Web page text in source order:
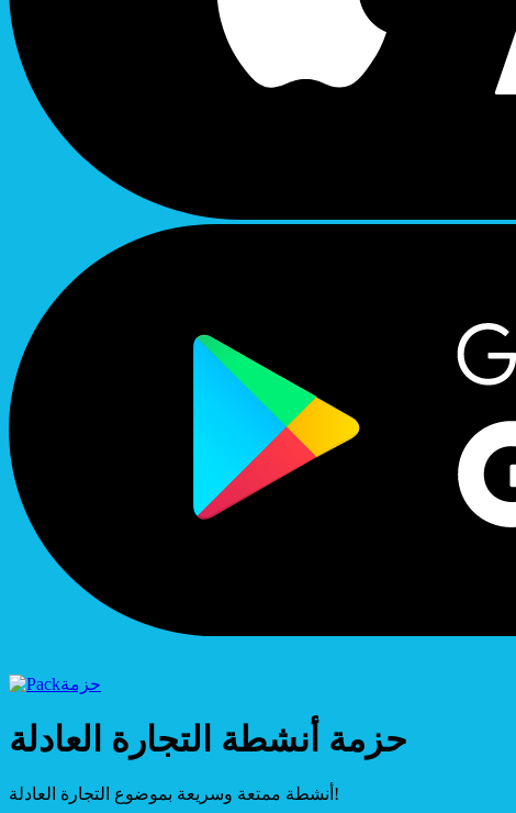
حزمة
حزمة أنشطة التجارة العادلة
أنشطة ممتعة وسريعة بموضوع التجارة العادلة!